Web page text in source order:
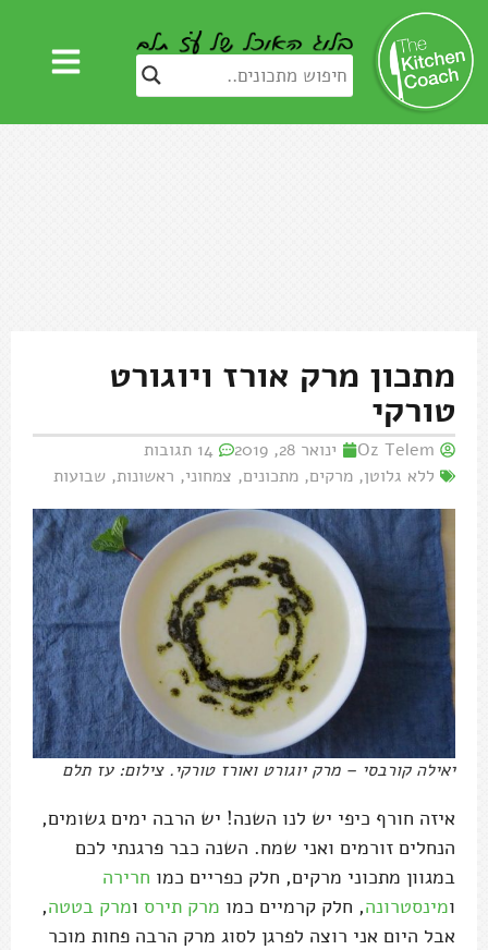
מתכון מרק אורז ויוגורט
טורקי
Oz Telem ינואר 28, 2019
14 תגובות
ללא גלוטן, מרקים, מתכונים, צמחוני, ראשונות, שבועות
יאילה קורבסי – מרק יוגורט ואורז טורקי. צילום: עז תלם
איזה חורף כיפי יש לנו השנה! יש הרבה ימים גשומים,
הנחלים זורמים ואני שמח. השנה כבר פרגנתי לכם
במגוון מתכוני מרקים, חלק כפריים כמו חרירה
ומינסטרונה, חלק קרמיים כמו מרק תירס ומרק בטטה,
אבל היום אני רוצה לפרגן לסוג מרק הרבה פחות מוכר